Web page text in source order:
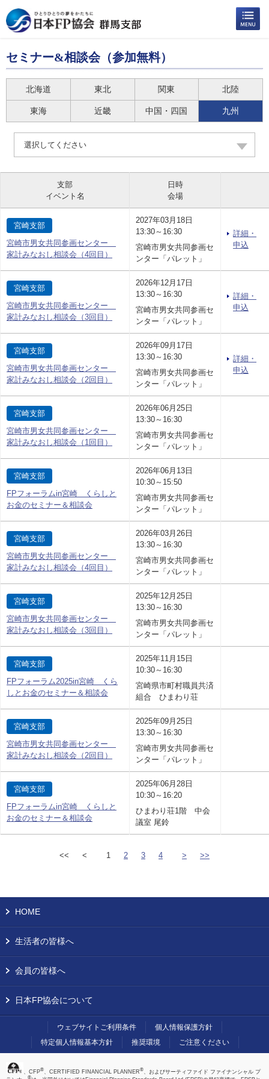
セミナー&相談会（参加無料）
北海道 東北 関東 北陸
東海 近畿 中国・四国 九州
選択してください
支部
イベント名
日時
会場
宮崎支部
宮崎市男女共同参画センター
家計みなおし相談会（4回目）
2027年03月18日
13:30～16:30
宮崎市男女共同参画セ
ンター「パレット」
詳細・
申込
宮崎支部
宮崎市男女共同参画センター
家計みなおし相談会（3回目）
2026年12月17日
13:30～16:30
宮崎市男女共同参画セ
ンター「パレット」
詳細・
申込
宮崎支部
宮崎市男女共同参画センター
家計みなおし相談会（2回目）
2026年09月17日
13:30～16:30
宮崎市男女共同参画セ
ンター「パレット」
詳細・
申込
宮崎支部
宮崎市男女共同参画センター
家計みなおし相談会（1回目）
2026年06月25日
13:30～16:30
宮崎市男女共同参画セ
ンター「パレット」
宮崎支部
FPフォーラムin宮崎 くらしと
お金のセミナー＆相談会
2026年06月13日
10:30～15:50
宮崎市男女共同参画セ
ンター「パレット」
宮崎支部
宮崎市男女共同参画センター
家計みなおし相談会（4回目）
2026年03月26日
13:30～16:30
宮崎市男女共同参画セ
ンター「パレット」
宮崎支部
宮崎市男女共同参画センター
家計みなおし相談会（3回目）
2025年12月25日
13:30～16:30
宮崎市男女共同参画セ
ンター「パレット」
宮崎支部
FPフォーラム2025in宮崎 くら
しとお金のセミナー＆相談会
2025年11月15日
10:30～16:30
宮崎県市町村職員共済
組合 ひまわり荘
宮崎支部
宮崎市男女共同参画センター
家計みなおし相談会（2回目）
2025年09月25日
13:30～16:30
宮崎市男女共同参画セ
ンター「パレット」
宮崎支部
FPフォーラムin宮崎 くらしと
お金のセミナー＆相談会
2025年06月28日
10:30～16:20
ひまわり荘1階 中会
議室 尾鈴
<< < 1 2 3 4 > >>
HOME
生活者の皆様へ
会員の皆様へ
日本FP協会について
ウェブサイトご利用条件
個人情報保護方針
特定個人情報基本方針
推奨環境 ご注意ください
、CFP®、CERTIFIED FINANCIAL PLANNER®、およびサーティファイド ファイナンシャル プ
®